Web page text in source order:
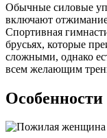
Обычные силовые
включают
Спортивная
брусьях, которые
сложными, однако
всем желающим
Особенности